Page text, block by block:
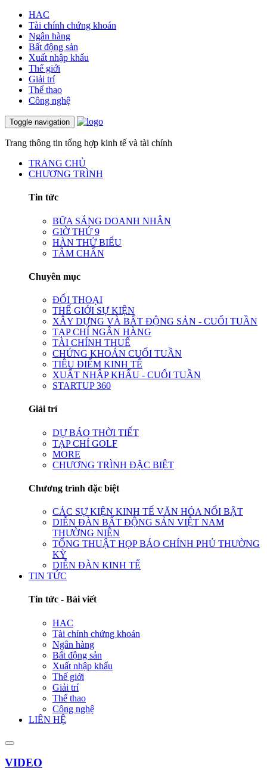
HAC
Tài chính chứng khoán
Ngân hàng
Bất động sản
Xuất nhập khẩu
Thế giới
Giải trí
Thể thao
Công nghệ
Toggle navigation
Trang thông tin tổng hợp kinh tế và tài chính
TRANG CHỦ
CHƯƠNG TRÌNH
Tin tức
BỮA SÁNG DOANH NHÂN
GIỜ THỨ 9
HÀN THỬ BIỂU
TÂM CHẤN
Chuyên mục
ĐỐI THOẠI
THẾ GIỚI SỰ KIỆN
XÂY DỰNG VÀ BẤT ĐỘNG SẢN - CUỐI TUẦN
TẠP CHÍ NGÂN HÀNG
TÀI CHÍNH THUẾ
CHỨNG KHOÁN CUỐI TUẦN
TIÊU ĐIỂM KINH TẾ
XUẤT NHẬP KHẨU - CUỐI TUẦN
STARTUP 360
Giải trí
DỰ BÁO THỜI TIẾT
TẠP CHÍ GOLF
MORE
CHƯƠNG TRÌNH ĐẶC BIỆT
Chương trình đặc biệt
CÁC SỰ KIỆN KINH TẾ VĂN HÓA NỔI BẬT
DIỄN ĐÀN BẤT ĐỘNG SẢN VIỆT NAM
THƯỜNG NIÊN
TỔNG THUẬT HỌP BÁO CHÍNH PHỦ THƯỜNG
KỲ
DIỄN ĐÀN KINH TẾ
TIN TỨC
Tin tức - Bài viết
HAC
Tài chính chứng khoán
Ngân hàng
Bất động sản
Xuất nhập khẩu
Thế giới
Giải trí
Thể thao
Công nghệ
LIÊN HỆ
VIDEO